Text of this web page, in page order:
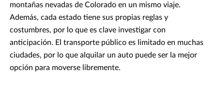
montañas nevadas de Colorado en un mismo viaje.
Además, cada estado tiene sus propias reglas y
costumbres, por lo que es clave investigar con
anticipación. El transporte público es limitado en muchas
ciudades, por lo que alquilar un auto puede ser la mejor
opción para moverse libremente.